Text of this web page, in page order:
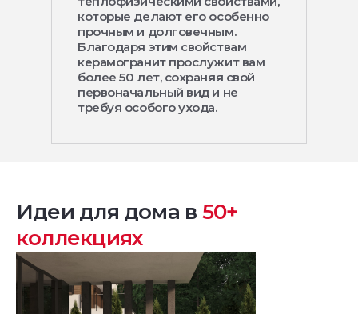
которые делают его особенно
прочным и долговечным.
Благодаря этим свойствам
керамогранит прослужит вам
более 50 лет, сохраняя свой
первоначальный вид и не
требуя особого ухода.
Идеи для дома в 50+
коллекциях